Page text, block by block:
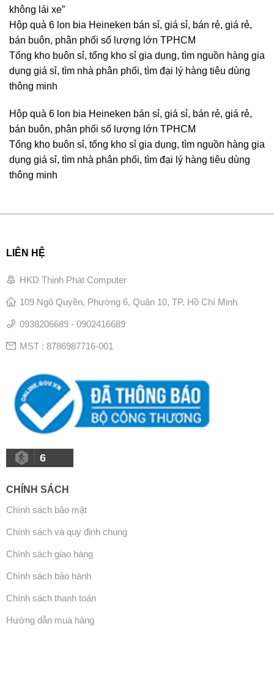
không lái xe”
Hộp quà 6 lon bia Heineken bán sỉ, giá sỉ, bán rẻ, giá rẻ,
bán buôn, phân phối số lượng lớn TPHCM
Tổng kho buôn sỉ, tổng kho sỉ gia dụng, tìm nguồn hàng gia
dụng giá sỉ, tìm nhà phân phối, tìm đại lý hàng tiêu dùng
thông minh
Hộp quà 6 lon bia Heineken bán sỉ, giá sỉ, bán rẻ, giá rẻ,
bán buôn, phân phối số lượng lớn TPHCM
Tổng kho buôn sỉ, tổng kho sỉ gia dụng, tìm nguồn hàng gia
dụng giá sỉ, tìm nhà phân phối, tìm đại lý hàng tiêu dùng
thông minh
LIÊN HỆ
HKD Thịnh Phát Computer
109 Ngô Quyền, Phường 6, Quận 10, TP. Hồ Chí Minh
0938206689 - 0902416689
MST : 8786987716-001
6
CHÍNH SÁCH
Chính sách bảo mật
Chính sách và quy định chung
Chính sách giao hàng
Chính sách bảo hành
Chính sách thanh toán
Hướng dẫn mua hàng